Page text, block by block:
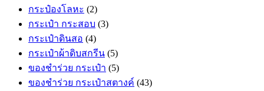
กระป๋องโลหะ (2)
กระเป๋า กระสอบ (3)
กระเป๋าดินสอ (4)
กระเป๋าผ้าดิบสกรีน (5)
ของชำร่วย กระเป๋า (5)
ของชำร่วย กระเป๋าสตางค์ (43)